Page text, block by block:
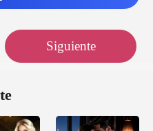
Siguiente